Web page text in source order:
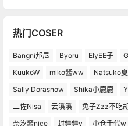
热门COSER
Bangni邦尼 Byoru ElyEE子
KuukoW
miko酱ww Natsuko
Sally Dorasnow
Shika小鹿鹿
二佐Nisa
云溪溪 兔子Zzz不吃
奈汐酱nice
封疆疆v 小仓千代w